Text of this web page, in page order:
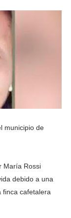
municipio de
María Rossi
debido a una
finca cafetalera